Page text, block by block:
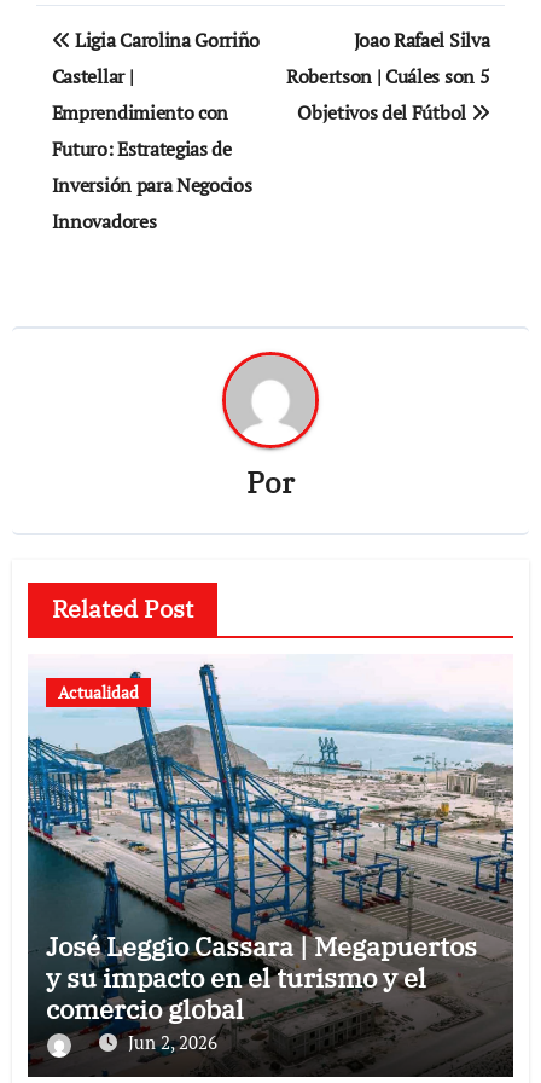
Navegación
de
entradas
Ligia Carolina Gorriño
Castellar |
Emprendimiento con
Futuro: Estrategias de
Inversión para Negocios
Innovadores
Joao Rafael Silva
Robertson | Cuáles son 5
Objetivos del Fútbol
Por
Related Post
Actualidad
José Leggio Cassara | Megapuertos
y su impacto en el turismo y el
comercio global
Jun 2, 2026